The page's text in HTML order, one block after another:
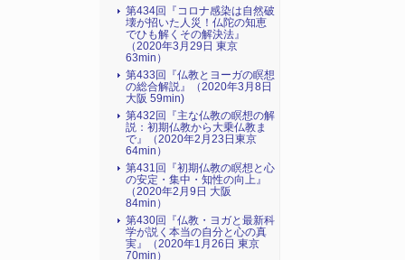
第434回『コロナ感染は自然破
壊が招いた人災！仏陀の知恵
でひも解くその解決法』
（2020年3月29日 東京
63min）
第433回『仏教とヨーガの瞑想
の総合解説』（2020年3月8日
大阪 59min)
第432回『主な仏教の瞑想の解
説：初期仏教から大乗仏教ま
で』（2020年2月23日東京
64min）
第431回『初期仏教の瞑想と心
の安定・集中・知性の向上』
（2020年2月9日 大阪
84min）
第430回『仏教・ヨガと最新科
学が説く本当の自分と心の真
実』（2020年1月26日 東京
70min）